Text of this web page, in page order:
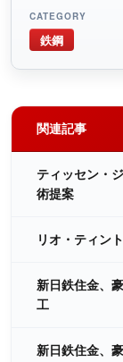
CATEGORY
鉄鋼
関連記事
ティッセン・
術提案
リオ・ティン
新日鉄住金、
工
新日鉄住金、